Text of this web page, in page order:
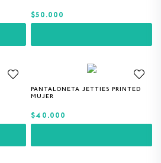
$50.000
PANTALONETA JETTIES PRINTED
MUJER
S M
$40.000